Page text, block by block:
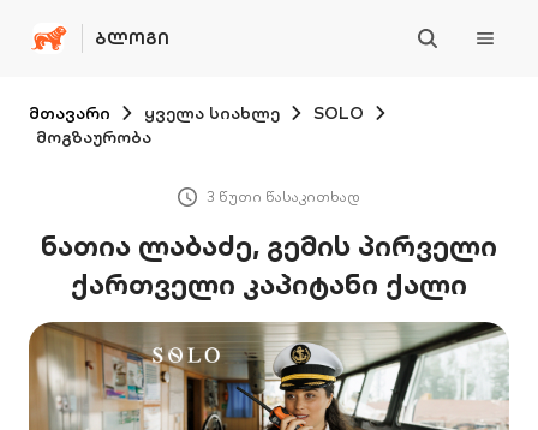
ᲑᲚᲝᲒᲘ
მთავარი ყველა სიახლე
SOLO
მოგზაურობა
3 წუთი წასაკითხად
ნათია ლაბაძე, გემის პირველი
ქართველი კაპიტანი ქალი